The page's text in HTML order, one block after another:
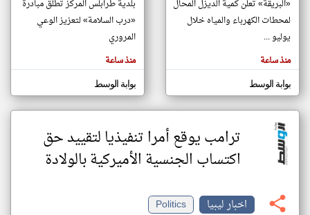
مصادر الأخبار من ليبيا
اخبار ليبيا على مدار الساعة
أهم اخبار ليبيا العاجلة والمباشرة
المقالات
هنا عن
وجهة
كاتبيها.
«البريقة» تعلن كمية الديزل المحال
لمحطات الكهرباء والمياه خلال
يوليو ...
منذ ساعة
بوابة الوسط
بلدية طرابلس المركز تطلق مبادرة
«درب السلامة» لتعزيز الوعي
المروري
منذ ساعة
بوابة الوسط
ترامب يوقع أمرا تنفيذيا لتقييد حق
اكتساب الجنسية الأميركية بالولادة
اخبار ليبيا
Politics
klyoum.com